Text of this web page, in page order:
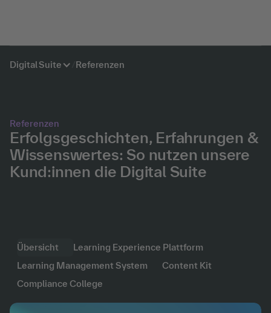
Digital Suite Referenzen
Referenzen
Erfolgsgeschichten, Erfahrungen &
Wissenswertes: So nutzen unsere
Kund:innen die Digital Suite
Übersicht
Learning Experience Plattform
Learning Management System
Content Kit
Compliance College